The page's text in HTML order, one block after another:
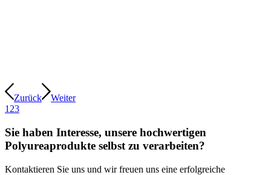
Zurück
Weiter
123
Sie haben Interesse, unsere hochwertigen
Polyureaprodukte selbst zu verarbeiten?
Kontaktieren Sie uns und wir freuen uns eine erfolgreiche